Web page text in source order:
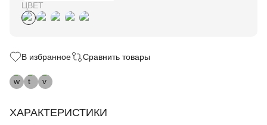
ЦВЕТ
В избранное Сравнить товары
ХАРАКТЕРИСТИКИ